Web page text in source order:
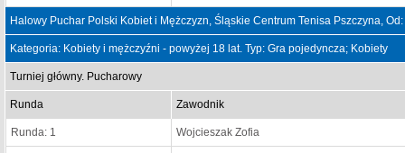
Halowy Puchar Polski Kobiet i Mężczyzn, Śląskie Centrum Tenisa Pszczyna,
Kategoria: Kobiety i mężczyźni - powyżej 18 lat. Typ: Gra pojedyncza; Kobiety
Turniej główny. Pucharowy
Runda Zawodnik
Runda: 1 Wojcieszak Zofia